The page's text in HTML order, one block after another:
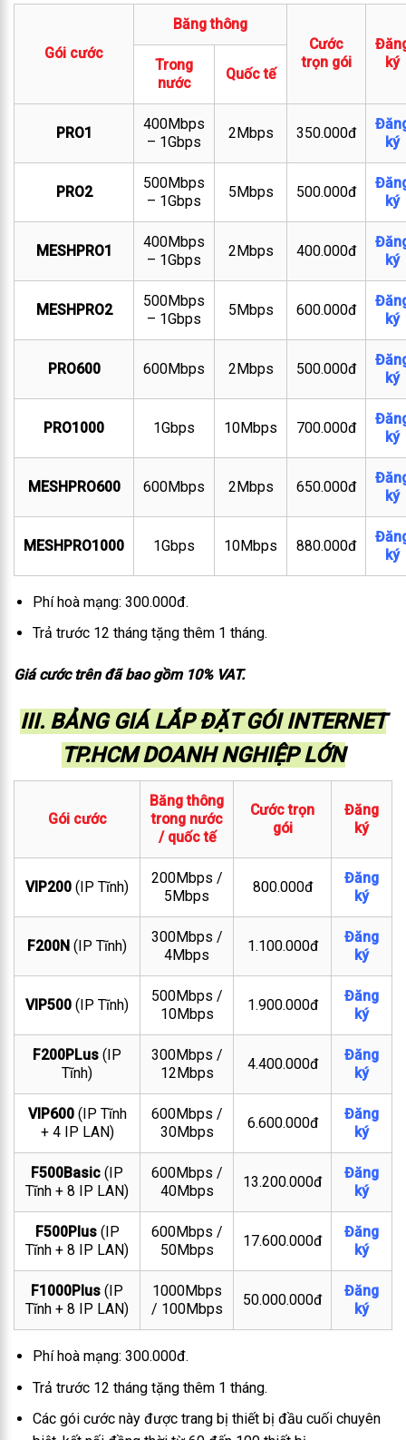
Gói cước
Băng thông
Cước
trọn gói
ký
Trong
nước
Quốc tế
PRO1
400Mbps
– 1Gbps
2Mbps 350.000đ
ký
PRO2
500Mbps
– 1Gbps
5Mbps 500.000đ
ký
MESHPRO1
400Mbps
– 1Gbps
2Mbps 400.000đ
ký
MESHPRO2
500Mbps
– 1Gbps
5Mbps 600.000đ
ký
PRO600 600Mbps 2Mbps 500.000đ
ký
PRO1000 1Gbps 10Mbps 700.000đ
ký
MESHPRO600 600Mbps 2Mbps 650.000đ
ký
MESHPRO1000 1Gbps 10Mbps 880.000đ
ký
Phí hoà mạng: 300.000đ.
Trả trước 12 tháng tặng thêm 1 tháng.
Giá cước trên đã bao gồm 10% VAT.
III. BẢNG GIÁ LẮP ĐẶT GÓI INTERNET
TP.HCM DOANH NGHIỆP LỚN
Gói cước
Băng thông
trong nước
/ quốc tế
Cước trọn
gói
Đăng
ký
VIP200 (IP Tĩnh)
200Mbps /
5Mbps
800.000đ
Đăng
ký
F200N (IP Tĩnh)
300Mbps /
4Mbps
1.100.000đ
Đăng
ký
VIP500 (IP Tĩnh)
500Mbps /
10Mbps
1.900.000đ
Đăng
ký
F200PLus (IP
Tĩnh)
300Mbps /
12Mbps
4.400.000đ
Đăng
ký
VIP600(IP Tĩnh
+ 4 IP LAN)
600Mbps /
30Mbps
6.600.000đ
Đăng
ký
F500Basic (IP
Tĩnh + 8 IP LAN)
600Mbps /
40Mbps
13.200.000đ
Đăng
ký
F500Plus(IP
Tĩnh + 8 IP LAN)
600Mbps /
50Mbps
17.600.000đ
Đăng
ký
F1000Plus (IP
Tĩnh + 8 IP LAN)
1000Mbps
/ 100Mbps
50.000.000đ
Đăng
ký
Phí hoà mạng: 300.000đ.
Trả trước 12 tháng tặng thêm 1 tháng.
Các gói cước này được trang bị thiết bị đầu cuối chuyên